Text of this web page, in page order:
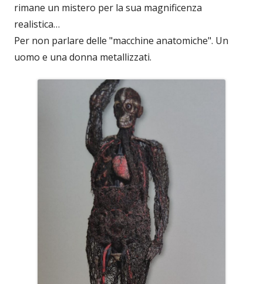
rimane un mistero per la sua magnificenza
realistica…
Per non parlare delle "macchine anatomiche". Un
uomo e una donna metallizzati.